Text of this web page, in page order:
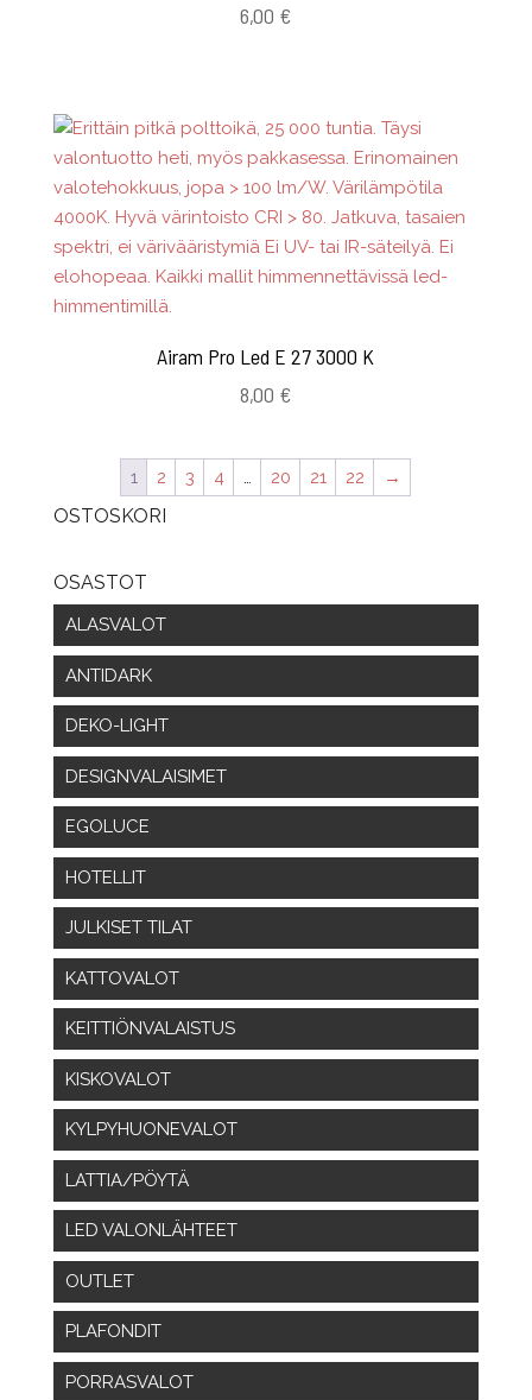
6,00 €
Airam Pro Led E 27 3000 K
8,00 €
1 2 3 4 … 20 21 22 →
OSTOSKORI
OSASTOT
ALASVALOT
ANTIDARK
DEKO-LIGHT
DESIGNVALAISIMET
EGOLUCE
HOTELLIT
JULKISET TILAT
KATTOVALOT
KEITTIÖNVALAISTUS
KISKOVALOT
KYLPYHUONEVALOT
LATTIA/PÖYTÄ
LED VALONLÄHTEET
OUTLET
PLAFONDIT
PORRASVALOT